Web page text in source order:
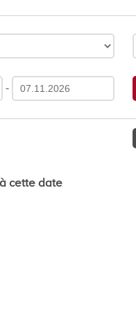
-
cette date